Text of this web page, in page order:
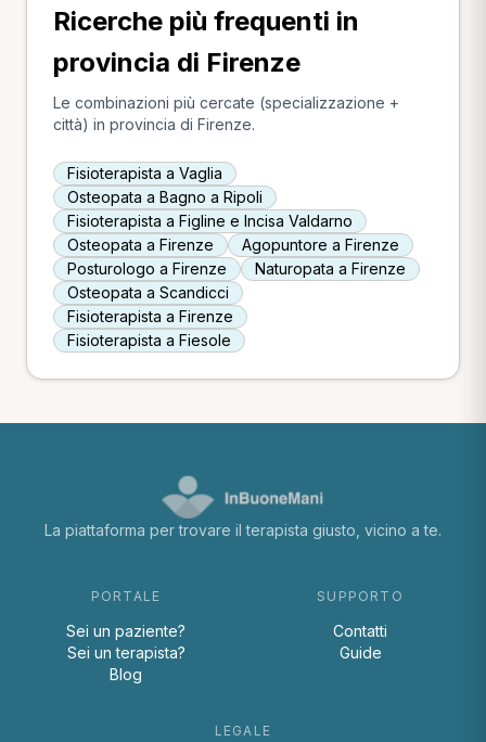
Ricerche più frequenti in
provincia di Firenze
Le combinazioni più cercate (specializzazione +
città) in provincia di Firenze.
Fisioterapista a Vaglia
Osteopata a Bagno a Ripoli
Fisioterapista a Figline e Incisa Valdarno
Osteopata a Firenze
Agopuntore a Firenze
Posturologo a Firenze
Naturopata a Firenze
Osteopata a Scandicci
Fisioterapista a Firenze
Fisioterapista a Fiesole
La piattaforma per trovare il terapista giusto, vicino a te.
PORTALE
Sei un paziente?
Sei un terapista?
Blog
SUPPORTO
Contatti
Guide
LEGALE